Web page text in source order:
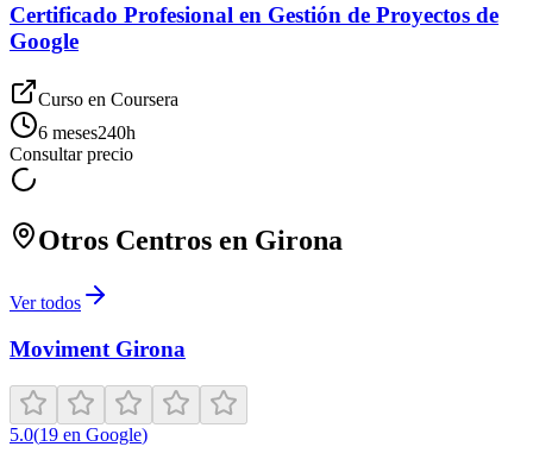
Certificado Profesional en Gestión de Proyectos de
Google
Curso en Coursera
6 meses240h
Consultar precio
Otros Centros en Girona
Ver todos
Moviment Girona
5.0(19 en Google)